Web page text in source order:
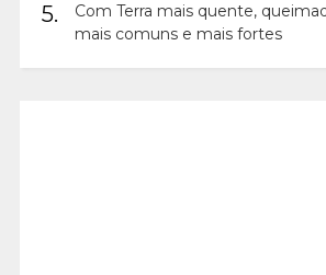
5.
Com Terra mais quente,
mais comuns e mais fortes